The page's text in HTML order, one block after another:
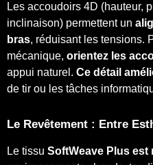
Les accoudoirs 4D (hauteur,
inclinaison) permettent un
bras, réduisant les tensions.
mécanique, orientez les
appui naturel. Ce détail
de tir ou les tâches
Le Revêtement : Entre
Le tissu SoftWeave Plus est